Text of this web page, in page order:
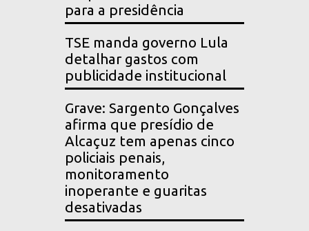
para a presidência
TSE manda governo Lula
detalhar gastos com
publicidade institucional
Grave: Sargento Gonçalves
afirma que presídio de
Alcaçuz tem apenas cinco
policiais penais,
monitoramento
inoperante e guaritas
desativadas